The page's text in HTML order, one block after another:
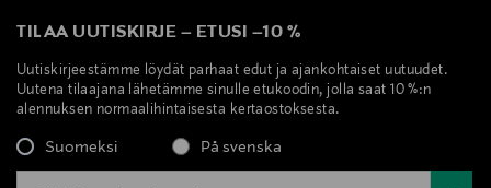
vähentäminen, ihon kimmoisuus, NIVEA, Q10,
kreatiini, hyaluronihappo, SK30, UVA/UVB-
suodattimet, kosteuttava
TILAA UUTISKIRJE – ETUSI –10 %
Uutiskirjeestämme löydät parhaat edut ja ajankohtaiset uutuudet.
Uutena tilaajana lähetämme sinulle etukoodin, jolla saat 10 %:n
alennuksen normaalihintaisesta kertaostoksesta.
Suomeksi På svenska